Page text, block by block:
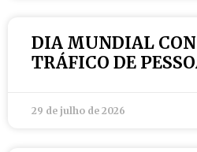
DIA MUNDIAL
TRÁFICO DE
29 de julho de 2026